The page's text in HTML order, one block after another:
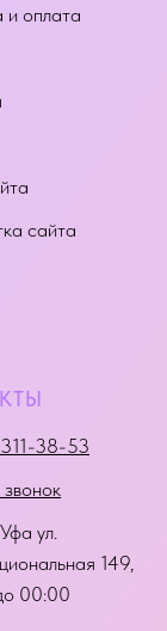
и оплата
сайта
38-53
Уфа ул.
149,
00:00